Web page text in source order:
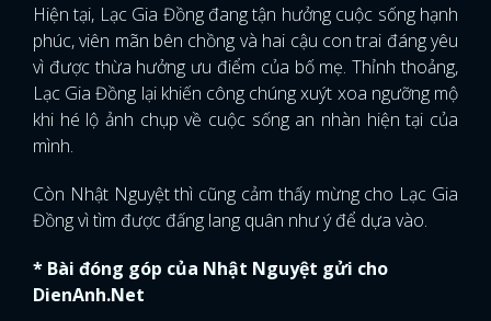
Hiện tại, Lạc Gia Đồng đang tận hưởng cuộc sống hạnh
phúc, viên mãn bên chồng và hai cậu con trai đáng yêu
vì được thừa hưởng ưu điểm của bố mẹ. Thỉnh thoảng,
Lạc Gia Đồng lại khiến công chúng xuýt xoa ngưỡng mộ
khi hé lộ ảnh chụp về cuộc sống an nhàn hiện tại của
mình.
Còn Nhật Nguyệt thì cũng cảm thấy mừng cho Lạc Gia
Đồng vì tìm được đấng lang quân như ý để dựa vào.
* Bài đóng góp của Nhật Nguyệt gửi cho
DienAnh.Net